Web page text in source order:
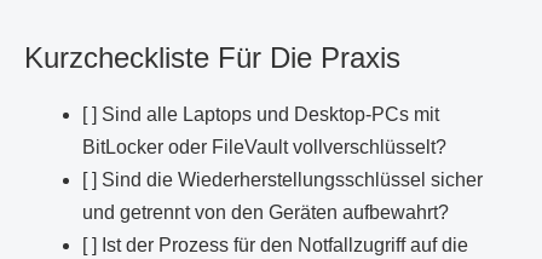
Kurzcheckliste Für Die Praxis
[ ] Sind alle Laptops und Desktop-PCs mit
BitLocker oder FileVault vollverschlüsselt?
[ ] Sind die Wiederherstellungsschlüssel sicher
und getrennt von den Geräten aufbewahrt?
[ ] Ist der Prozess für den Notfallzugriff auf die